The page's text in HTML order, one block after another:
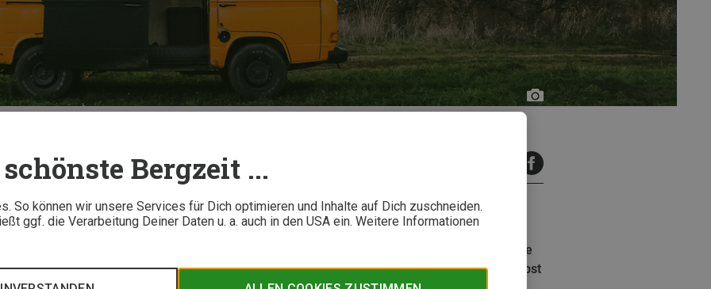
Bergzeit ...
So können wir unsere Services für Dich optimieren und Inhalte auf Dich zuschneiden.
ggf. die Verarbeitung Deiner Daten u. a. auch in den USA ein. Weitere Informationen
Toa
Heftiba/Unsplash
Wohnzimmer und Veranda auf kleinstem Raum - und ist auch noch mobil. Für viele
fertig ausgestatteter Van jedoch zu teuer ist, möchte sein Fahrzeug möglicherweise selbst